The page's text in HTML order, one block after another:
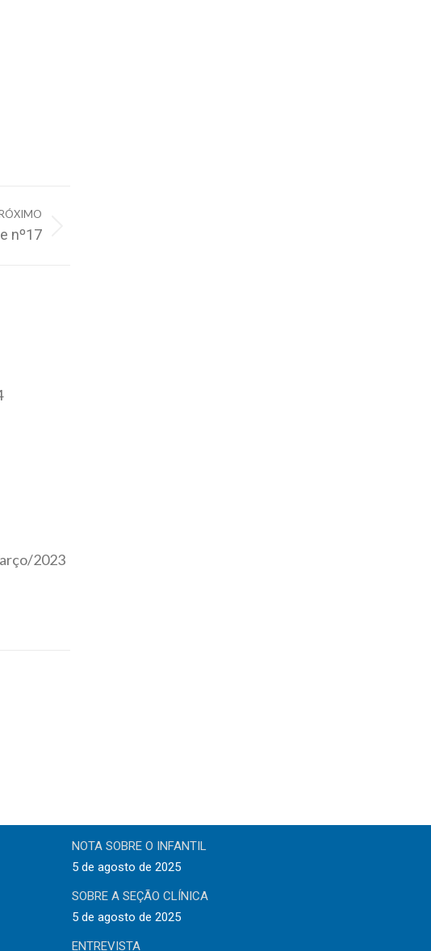
nº17
2023
NOTA SOBRE O INFANTIL
5 de agosto de 2025
SOBRE A SEÇÃO CLÍNICA
5 de agosto de 2025
ENTREVISTA